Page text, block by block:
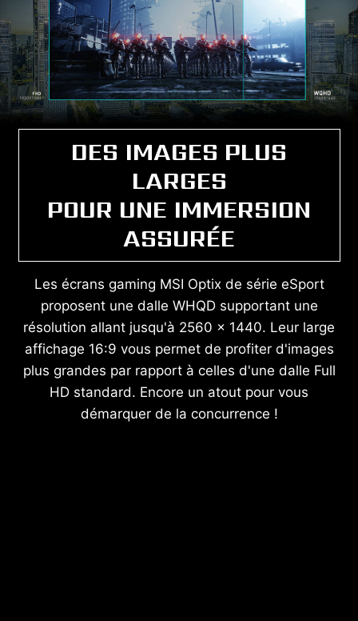
DES IMAGES PLUS
LARGES
POUR UNE IMMERSION
ASSURÉE
Les écrans gaming MSI Optix de série eSport
proposent une dalle WHQD supportant une
résolution allant jusqu'à 2560 x 1440. Leur large
affichage 16:9 vous permet de profiter d'images
plus grandes par rapport à celles d'une dalle Full
HD standard. Encore un atout pour vous
démarquer de la concurrence !